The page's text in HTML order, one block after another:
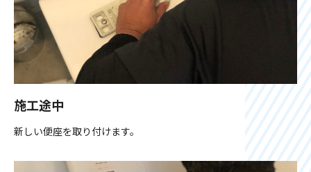
施工途中
新しい便座を取り付けます。